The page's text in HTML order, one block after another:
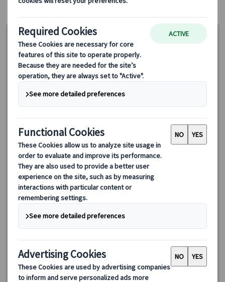
ランドクルーズ｜イギリス周遊8日間（ロンドン発着）～スト
ーンヘンジ・コッツウォルズ・湖水地方・北イングランド観光
ロンドン発着でイギリスの名所を巡る8日間ランドクルーズ周遊ツ
アー。世界遺産ストーンヘンジ、バース、コッツウォルズ、スト
フォード、ウィンザー城を効率よく観光。安心の日本語ガイド同
行。
詳細を見る
🔶日曜日出発プラン:5/3、5/17、5/31、6/14、6/28、7/12、
7/26、8/9、8/23、9/6、9/20、10/4、10/18
8日間